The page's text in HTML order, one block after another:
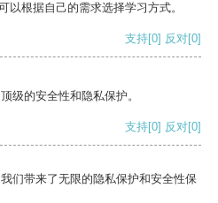
以根据自己的需求选择学习方式。
支持[0] 反对[0]
级的安全性和隐私保护。
支持[0] 反对[0]
们带来了无限的隐私保护和安全性保